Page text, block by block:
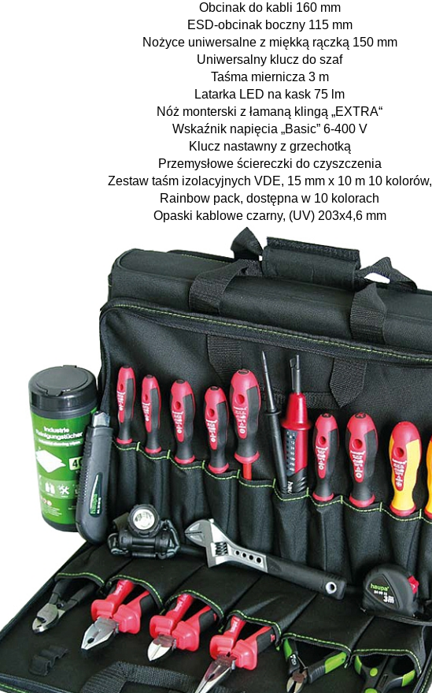
Obcinak do kabli 160 mm
ESD-obcinak boczny 115 mm
Nożyce uniwersalne z miękką rączką 150 mm
Uniwersalny klucz do szaf
Taśma miernicza 3 m
Latarka LED na kask 75 lm
Nóż monterski z łamaną klingą „EXTRA“
Wskaźnik napięcia „Basic” 6-400 V
Klucz nastawny z grzechotką
Przemysłowe ściereczki do czyszczenia
Zestaw taśm izolacyjnych VDE, 15 mm x 10 m 10 kolorów,
Rainbow pack, dostępna w 10 kolorach
Opaski kablowe czarny, (UV) 203x4,6 mm